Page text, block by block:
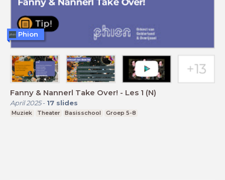
Fanny & Nannerl Take Over! - Les 1 (N)
April 2025- 17 slides
Muziek Theater Basisschool Groep 5-8
Phion